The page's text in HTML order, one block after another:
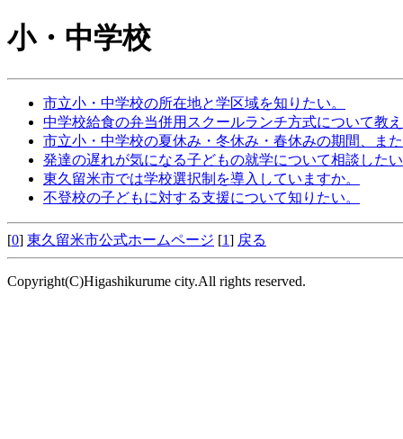
小・中学校
市立小・中学校の所在地と学区域を知りたい。
中学校給食の弁当併用スクールランチ方式について教
市立小・中学校の夏休み・冬休み・春休みの期間、ま
発達の遅れが気になる子どもの就学について相談した
東久留米市では学校選択制を導入していますか。
不登校の子どもに対する支援について知りたい。
[0] 東久留米市公式ホームページ [1] 戻る
Copyright(C)Higashikurume city.All rights reserved.